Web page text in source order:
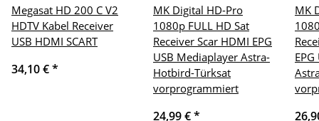
Megasat HD 200 C V2
HDTV Kabel Receiver
USB HDMI SCART
34,10 €*
MK Digital HD-Pro
1080p FULL HD Sat
Receiver Scar HDMI EPG
USB Mediaplayer Astra-
Hotbird-Türksat
vorprogrammiert
24,99 €*
MK